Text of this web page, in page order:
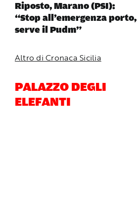
Riposto, Marano (PSI):
“Stop all’emergenza porto,
serve il Pudm”
Altro di Cronaca Sicilia
PALAZZO DEGLI
ELEFANTI